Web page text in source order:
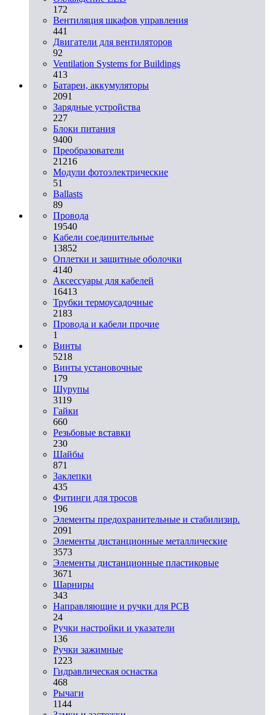
172
Вентиляция шкафов управления
441
Двигатели для вентиляторов
92
Ventilation Systems for Buildings
413
Батареи, аккумуляторы
2091
Зарядные устройства
227
Блоки питания
9400
Преобразователи
21216
Модули фотоэлектрические
51
Ballasts
89
Провода
19540
Кабели соединительные
13852
Оплетки и защитные оболочки
4140
Аксессуары для кабелей
16413
Трубки термоусадочные
2183
Провода и кабели прочие
1
Винты
5218
Винты установочные
179
Шурупы
3119
Гайки
660
Резьбовые вставки
230
Шайбы
871
Заклепки
435
Фитинги для тросов
196
Элементы предохранительные и стабилизир.
2091
Элементы дистанционные металлические
3573
Элементы дистанционные пластиковые
3671
Шарниры
343
Направляющие и ручки для PCB
24
Ручки настройки и указатели
136
Ручки зажимные
1223
Гидравлическая оснастка
468
Рычаги
1144